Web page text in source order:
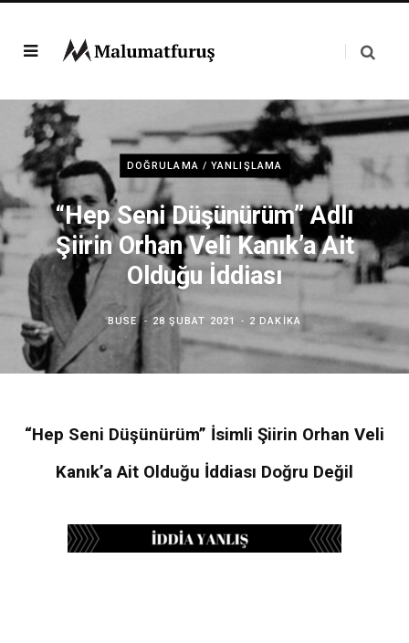
DOĞRULAMA / YANLIŞLAMA
“Hep Seni Düşünürüm” Adlı
Şiirin Orhan Veli Kanık’a Ait
Olduğu İddiası
BUSE 28 ŞUBAT 2021 2 DAKIKA
“Hep Seni Düşünürüm” İsimli Şiirin Orhan Veli
Kanık’a Ait Olduğu İddiası Doğru Değil